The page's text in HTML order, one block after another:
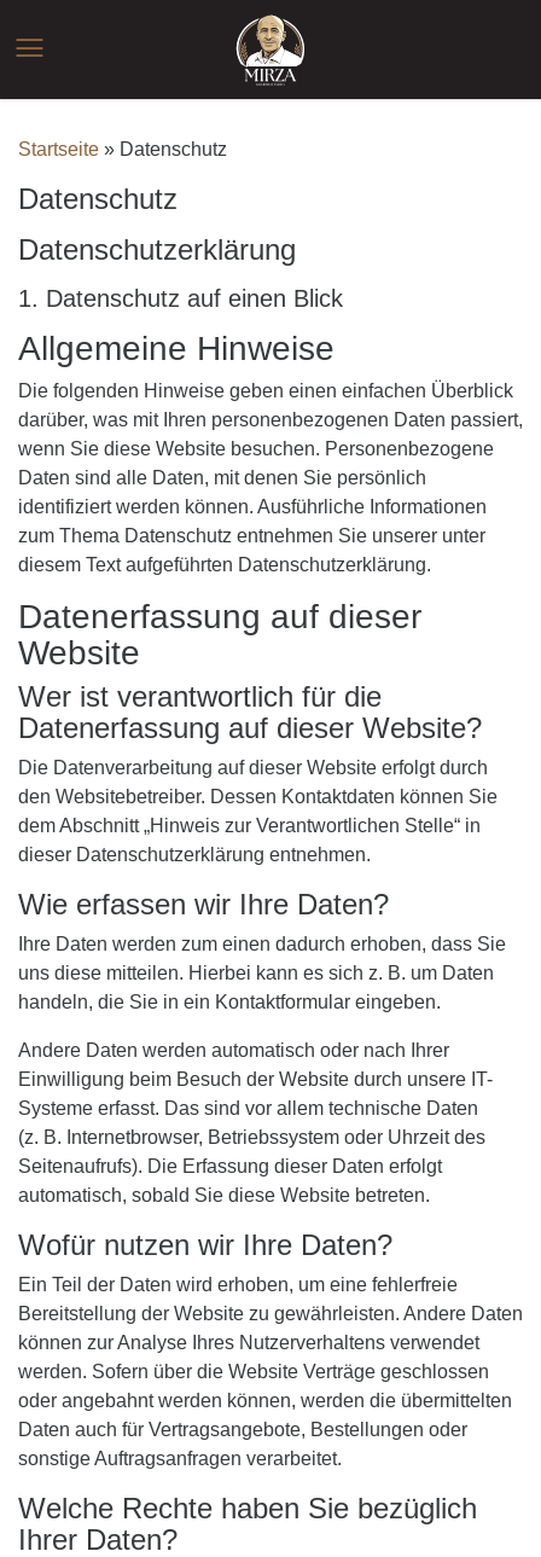
springen
☰
Startseite » Datenschutz
Datenschutz
Datenschutz­erklärung
1. Datenschutz auf einen Blick
Allgemeine Hinweise
Die folgenden Hinweise geben einen einfachen Überblick
darüber, was mit Ihren personenbezogenen Daten passiert,
wenn Sie diese Website besuchen. Personenbezogene
Daten sind alle Daten, mit denen Sie persönlich
identifiziert werden können. Ausführliche Informationen
zum Thema Datenschutz entnehmen Sie unserer unter
diesem Text aufgeführten Datenschutzerklärung.
Datenerfassung auf dieser
Website
Wer ist verantwortlich für die
Datenerfassung auf dieser Website?
Die Datenverarbeitung auf dieser Website erfolgt durch
den Websitebetreiber. Dessen Kontaktdaten können Sie
dem Abschnitt „Hinweis zur Verantwortlichen Stelle“ in
dieser Datenschutzerklärung entnehmen.
Wie erfassen wir Ihre Daten?
Ihre Daten werden zum einen dadurch erhoben, dass Sie
uns diese mitteilen. Hierbei kann es sich z. B. um Daten
handeln, die Sie in ein Kontaktformular eingeben.
Andere Daten werden automatisch oder nach Ihrer
Einwilligung beim Besuch der Website durch unsere IT-
Systeme erfasst. Das sind vor allem technische Daten
(z. B. Internetbrowser, Betriebssystem oder Uhrzeit des
Seitenaufrufs). Die Erfassung dieser Daten erfolgt
automatisch, sobald Sie diese Website betreten.
Wofür nutzen wir Ihre Daten?
Ein Teil der Daten wird erhoben, um eine fehlerfreie
Bereitstellung der Website zu gewährleisten. Andere Daten
können zur Analyse Ihres Nutzerverhaltens verwendet
werden. Sofern über die Website Verträge geschlossen
oder angebahnt werden können, werden die übermittelten
Daten auch für Vertragsangebote, Bestellungen oder
sonstige Auftragsanfragen verarbeitet.
Welche Rechte haben Sie bezüglich
Ihrer Daten?